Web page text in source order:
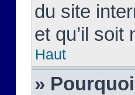
du site
et qu’il
Haut
»